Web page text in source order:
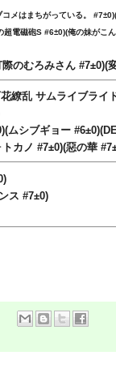
メはまちがっている。 #7
超電磁砲S #6±0)(俺の妹がこ
際のむろみさん #7±0)(
繚乱 サムライブライ
)(ムシブギョー #6±0)
トカノ #7±0)(惡の華 #7
)
ス #7±0)